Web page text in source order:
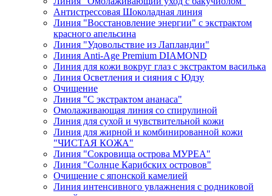
Антистрессовая Шоколадная линия
Линия "Восстановление энергии" с экстрактом
красного апельсина
Линия "Удовольствие из Лапландии"
Линия Anti-Age Premium DIAMOND
Линия для кожи вокруг глаз с экстрактом василька
Линия Осветления и сияния с Юдзу
Очищение
Линия "С экстрактом ананаса"
Омолаживающая линия со спирулиной
Линия для сухой и чувствительной кожи
Линия для жирной и комбинированной кожи
"ЧИСТАЯ КОЖА"
Линия "Сокровища острова МУРЕА"
Линия "Солнце Карибских островов"
Очищение с японской камелией
Линия интенсивного увлажнения с родниковой